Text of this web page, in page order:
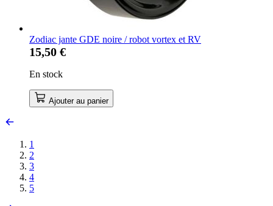
Zodiac jante GDE noire / robot vortex et RV
15,50 €
En stock
Ajouter au panier
1
2
3
4
5